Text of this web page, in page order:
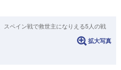
スペイン戦で救世主になりえる5人の戦
拡大写真